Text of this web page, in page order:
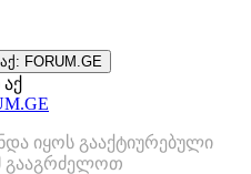
FORUM.GE
აქ
იყოს გააქტიურებული
გააგრძელოთ